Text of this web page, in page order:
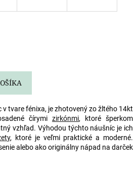
tvare fénixa, je zhotovený zo žltého 14kt
čírymi zirkónmi, ktoré šperkom
vzhľad. Výhodou týchto náušníc je ich
, ktoré je veľmi praktické a moderné.
alebo ako originálny nápad na darček